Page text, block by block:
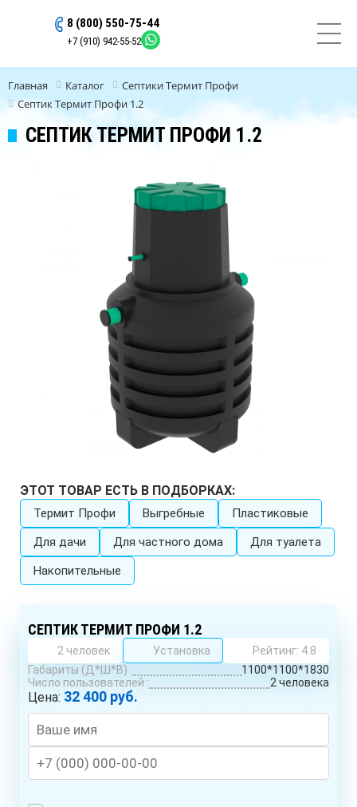
8 (800) 550-75-44
+7 (910) 942-55-52
Главная Каталог
Септики Термит Профи
Септик Термит Профи 1.2
СЕПТИК ТЕРМИТ ПРОФИ 1.2
ЭТОТ ТОВАР ЕСТЬ В ПОДБОРКАХ:
Термит Профи Выгребные
Пластиковые
Для дачи
Для частного дома
Для туалета
Накопительные
СЕПТИК ТЕРМИТ ПРОФИ 1.2
2 человек Установка
Рейтинг: 4.8
Габариты (Д*Ш*В) :
1100*1100*1830
Число пользователей :
2 человека
Цена: 32 400 руб.